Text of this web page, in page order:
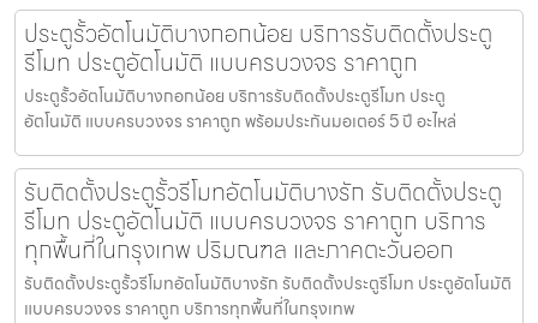
ประตูรั้วอัตโนมัติบางกอกน้อย บริการรับติดตั้งประตู
รีโมท ประตูอัตโนมัติ แบบครบวงจร ราคาถูก
ประตูรั้วอัตโนมัติบางกอกน้อย บริการรับติดตั้งประตูรีโมท ประตู
อัตโนมัติ แบบครบวงจร ราคาถูก พร้อมประกันมอเตอร์ 5 ปี อะไหล่
รับติดตั้งประตูรั้วรีโมทอัตโนมัติบางรัก รับติดตั้งประตู
รีโมท ประตูอัตโนมัติ แบบครบวงจร ราคาถูก บริการ
ทุกพื้นที่ในกรุงเทพ ปริมณฑล และภาคตะวันออก
รับติดตั้งประตูรั้วรีโมทอัตโนมัติบางรัก รับติดตั้งประตูรีโมท ประตูอัตโนมัติ
แบบครบวงจร ราคาถูก บริการทุกพื้นที่ในกรุงเทพ